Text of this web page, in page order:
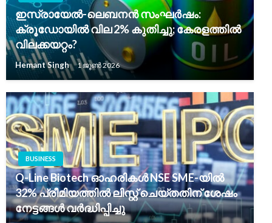
ഇസ്രായേൽ-ലെബനൻ സംഘർഷം:
ക്രൂഡോയിൽ വില 2% കുതിച്ചു; കേരളത്തിൽ
വിലക്കയറ്റം?
Hemant Singh 1 ജൂൺ 2026
BUSINESS
Q-Line Biotech ഓഹരികൾ NSE SME-യിൽ
32% പ്രീമിയത്തിൽ ലിസ്റ്റ് ചെയ്തതിന് ശേഷം
നേട്ടങ്ങൾ വർദ്ധിപ്പിച്ചു